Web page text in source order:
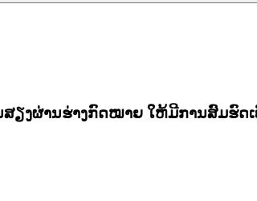
ຽງຜ່ານຮ່າງກົດໝາຍ ໃຫ້ມີການສົມຮົດເ